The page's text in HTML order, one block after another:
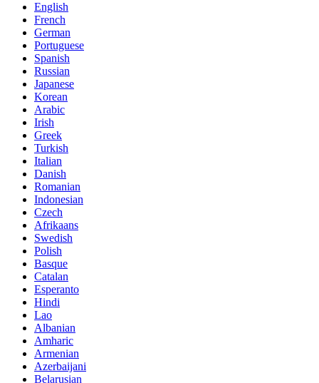
English
French
German
Portuguese
Spanish
Russian
Japanese
Korean
Arabic
Irish
Greek
Turkish
Italian
Danish
Romanian
Indonesian
Czech
Afrikaans
Swedish
Polish
Basque
Catalan
Esperanto
Hindi
Lao
Albanian
Amharic
Armenian
Azerbaijani
Belarusian